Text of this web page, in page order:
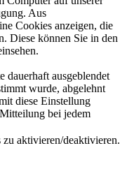
Aus
Cookies anzeigen, die
Diese können Sie in den
dauerhaft ausgeblendet
wurde, abgelehnt
diese Einstellung
bei jedem
aktivieren/deaktivieren.